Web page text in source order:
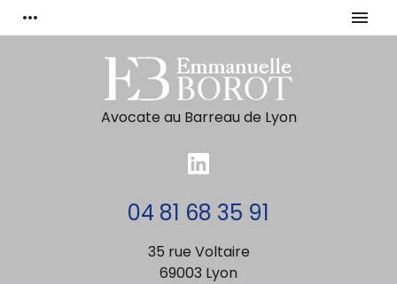
more_horiz menu
Avocate au Barreau de Lyon
04 81 68 35 91
35 rue Voltaire
69003 Lyon